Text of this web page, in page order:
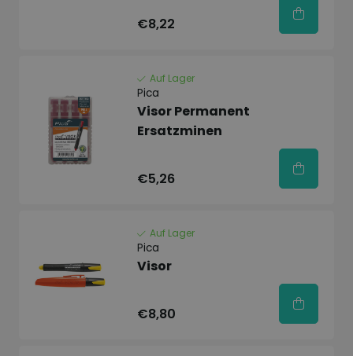
€8,22
Auf Lager
Pica
Visor Permanent
Ersatzminen
€5,26
Auf Lager
Pica
Visor
€8,80